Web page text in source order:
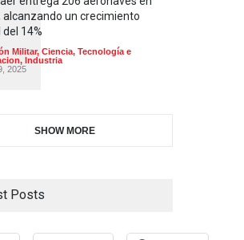
alcanzando un crecimiento
14%
Militar, Ciencia, Tecnología e
, Industria
2025
SHOW MORE
Posts